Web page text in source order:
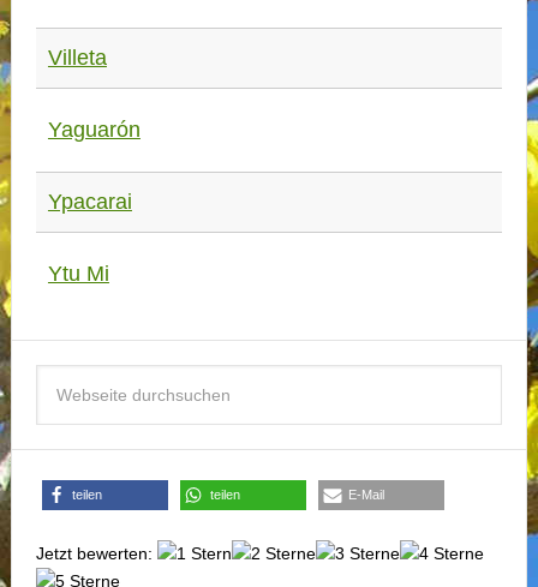
Villeta
Yaguarón
Ypacarai
Ytu Mi
teilen teilen E-Mail
Jetzt bewerten: